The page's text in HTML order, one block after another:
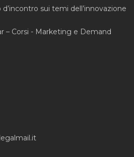
sui temi dell’innovazione
– Corsi - Marketing e Demand